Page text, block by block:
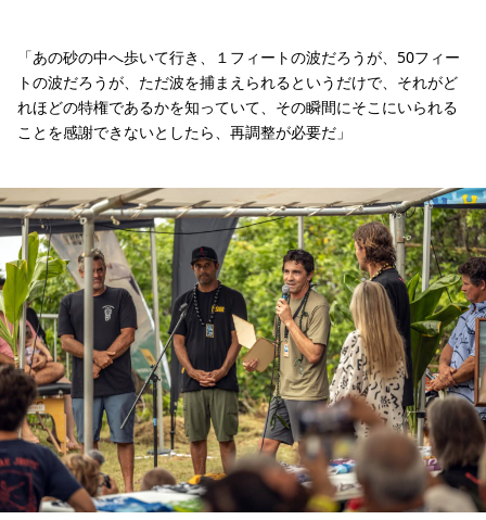
「あの砂の中へ歩いて行き、１フィートの波だろうが、50フィー
トの波だろうが、ただ波を捕まえられるというだけで、それがど
れほどの特権であるかを知っていて、その瞬間にそこにいられる
ことを感謝できないとしたら、再調整が必要だ」